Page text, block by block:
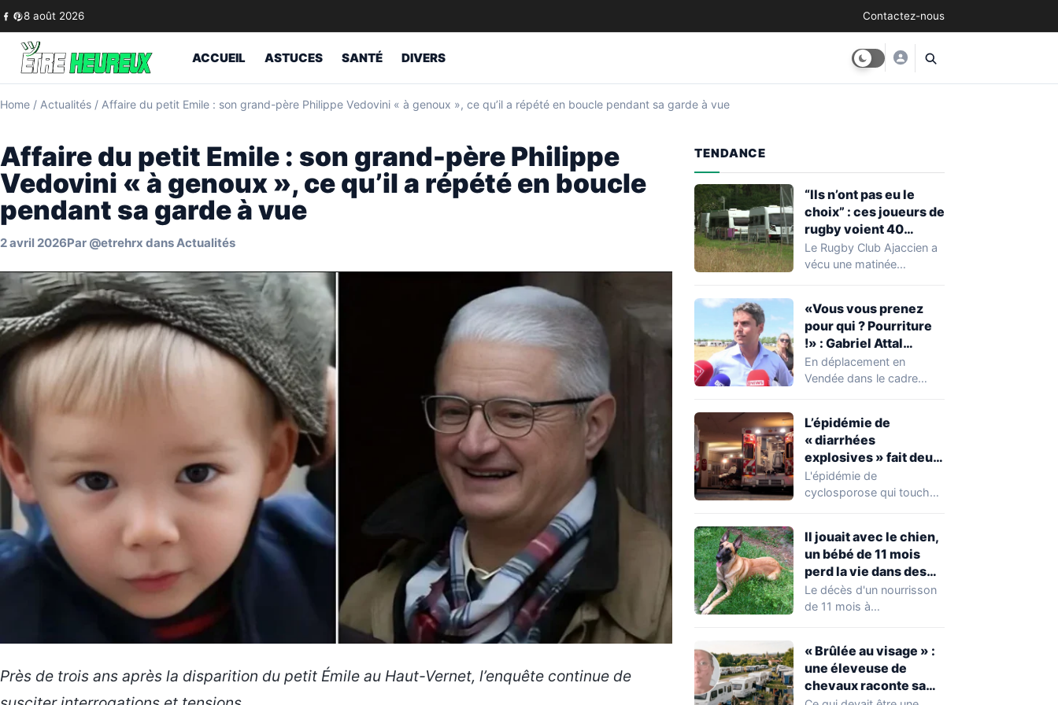
Skip to content
8 août 2026 Contactez-nous
ACCUEIL ASTUCES SANTÉ DIVERS
Home / Actualités / Affaire du petit Emile : son grand-père Philippe Vedovini « à genoux », ce qu’il a répété en boucle pendant sa garde à vue
Affaire du petit Emile : son grand-père Philippe
Vedovini « à genoux », ce qu’il a répété en boucle
pendant sa garde à vue
2 avril 2026Par @etrehrx dansActualités
Près de trois ans après la disparition du petit Émile au Haut-Vernet, l’enquête continue de
TENDANCE
“Ils n’ont pas eu le
choix” : ces joueurs de
rugby voient 40
caravanes de gens du
voyage s’installer
heure
Le Rugby Club Ajaccien a
vécu une matinée
découverte d'une…
«Vous vous prenez
pour qui ? Pourriture
!» : Gabriel Attal
chahuté sur un
campement illégal
En déplacement en
Vendée dans le cadre
occupations…
L’épidémie de
« diarrhées
explosives » fait deux
premiers morts
L'épidémie de
cyclosporose qui touche
aggravation. Les autorités
sanitaires…
Il jouait avec le chien,
un bébé de 11 mois
perd la vie dans des
circonstances
horribles
Le décès d'un nourrisson
de 11 mois à
profondément…
« Brûlée au visage » :
une éleveuse de
chevaux raconte sa